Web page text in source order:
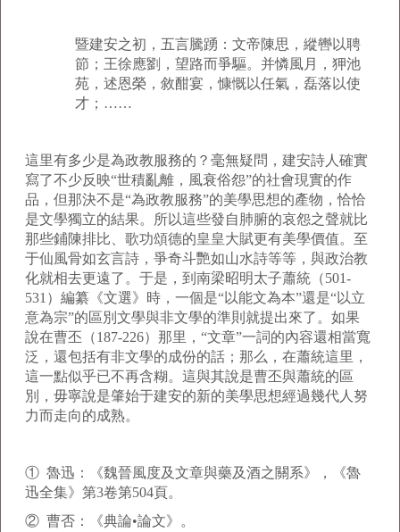
暨建安之初，五言騰踴：文帝陳思，縱轡以聘
節；王徐應劉，望路而爭驅。并憐風月，狎池
苑，述恩榮，敘酣宴，慷慨以任氣，磊落以使
才；……
這里有多少是為政教服務的？毫無疑問，建安詩人確實
寫了不少反映“世積亂離，風衰俗怨”的社會現實的作
品，但那決不是“為政教服務”的美學思想的產物，恰恰
是文學獨立的結果。所以這些發自肺腑的哀怨之聲就比
那些鋪陳排比、歌功頌德的皇皇大賦更有美學價值。至
于仙風骨如玄言詩，爭奇斗艷如山水詩等等，與政治教
化就相去更遠了。于是，到南梁昭明太子蕭統（501-
531）編纂《文選》時，一個是“以能文為本”還是“以立
意為宗”的區別文學與非文學的準則就提出來了。如果
說在曹丕（187-226）那里，“文章”一詞的內容還相當寬
泛，還包括有非文學的成份的話；那么，在蕭統這里，
這一點似乎已不再含糊。這與其說是曹丕與蕭統的區
別，毋寧說是肇始于建安的新的美學思想經過幾代人努
力而走向的成熟。
① 魯迅：《魏晉風度及文章與藥及酒之關系》，《魯
迅全集》第3卷第504頁。
② 曹否：《典論•論文》。